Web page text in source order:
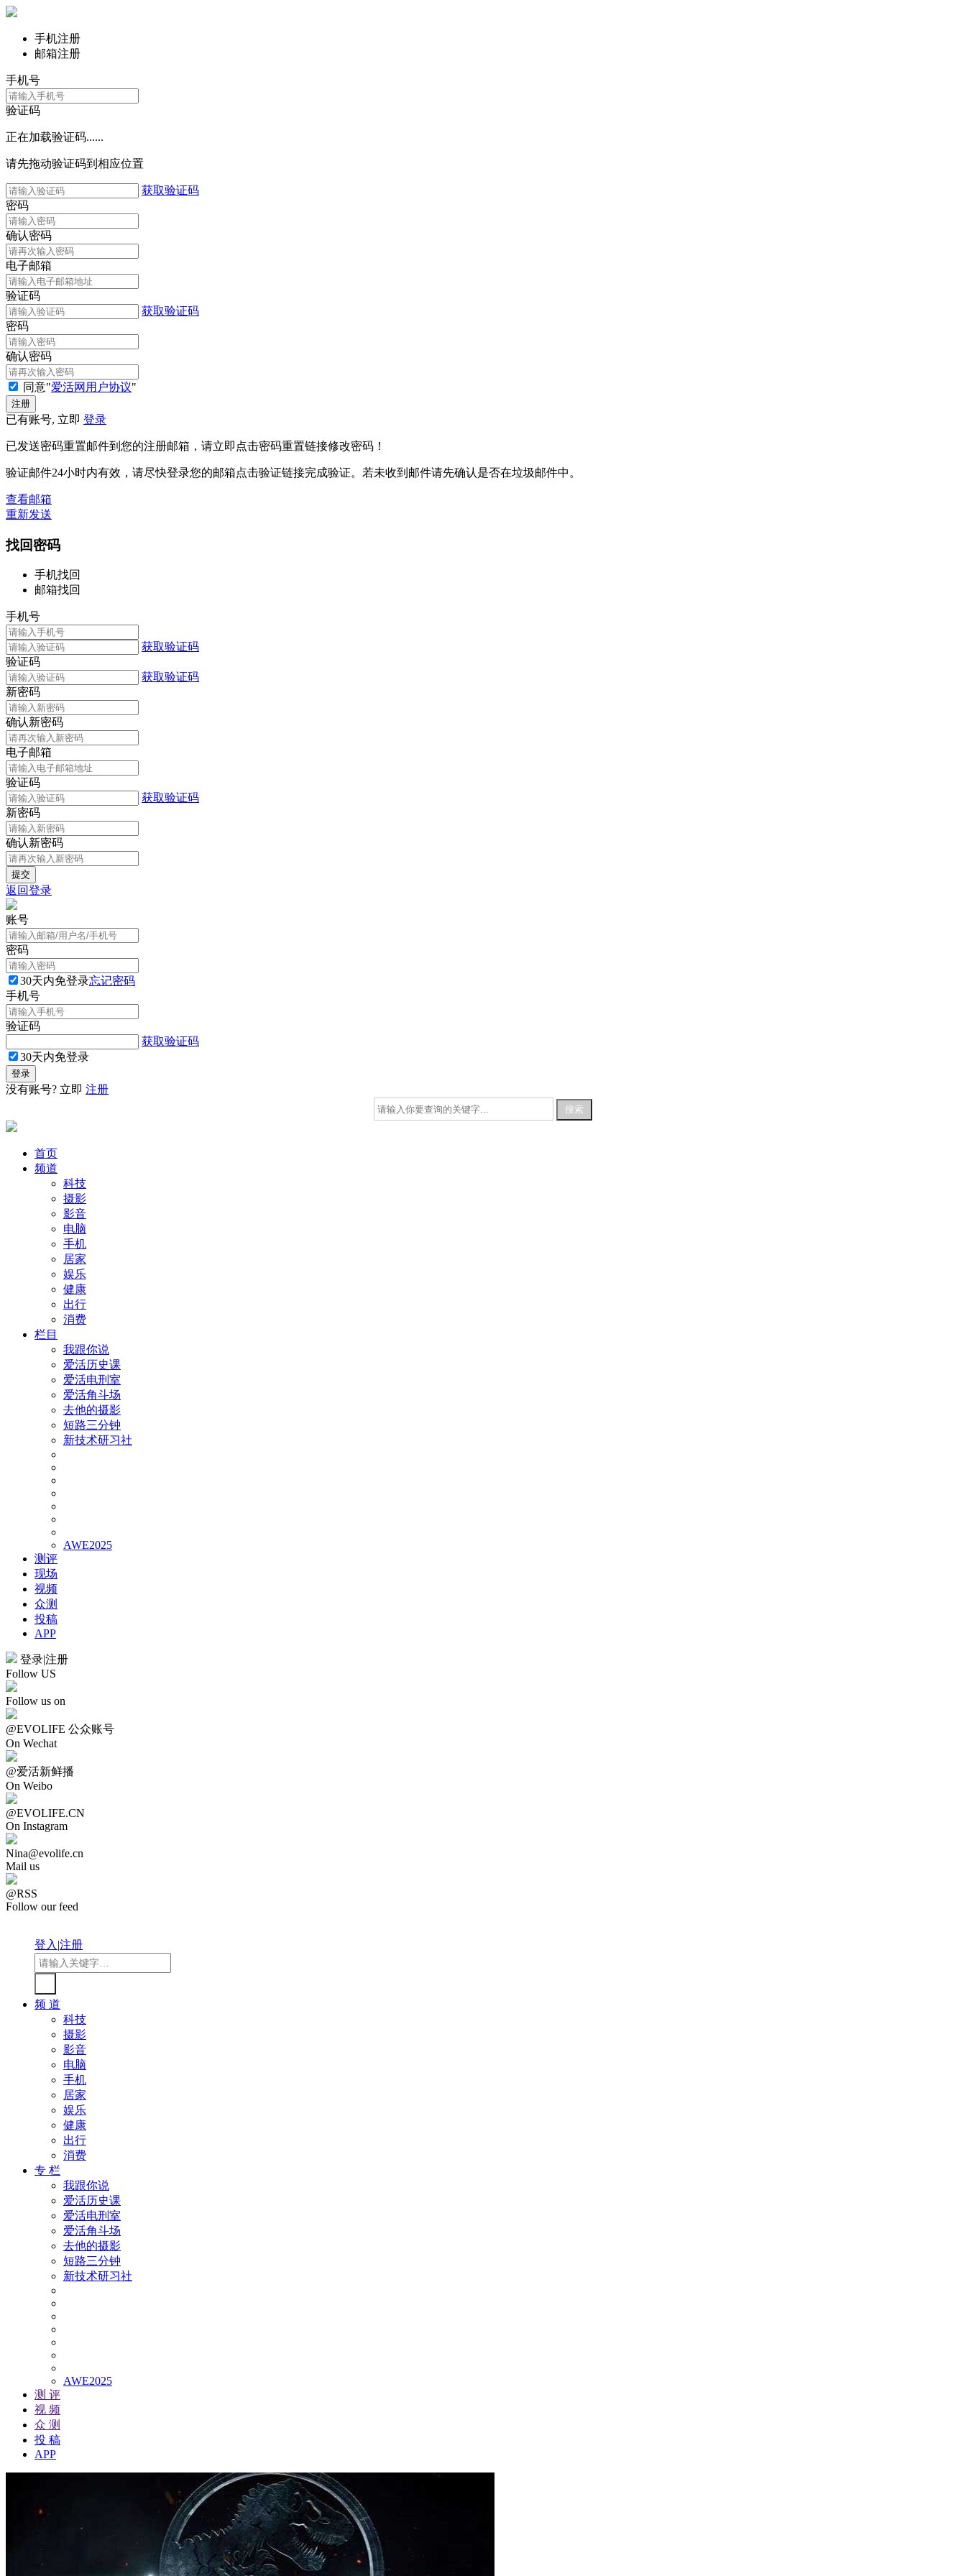
手机注册
邮箱注册
手机号
验证码
正在加载验证码......
请先拖动验证码到相应位置
获取验证码
密码
确认密码
电子邮箱
验证码
获取验证码
密码
确认密码
同意"爱活网用户协议"
已有账号, 立即 登录
已发送密码重置邮件到您的注册邮箱，请立即点击密码重置链接修改密码！
验证邮件24小时内有效，请尽快登录您的邮箱点击验证链接完成验证。若未收到邮件请先确认是否在垃圾邮件中。
查看邮箱
重新发送
找回密码
手机找回
邮箱找回
手机号
获取验证码
验证码
获取验证码
新密码
确认新密码
电子邮箱
验证码
获取验证码
新密码
确认新密码
返回登录
账号
密码
30天内免登录忘记密码
手机号
验证码
获取验证码
30天内免登录
没有账号? 立即 注册
首页
频道
科技
摄影
影音
电脑
手机
居家
娱乐
健康
出行
消费
栏目
我跟你说
爱活历史课
爱活电刑室
爱活角斗场
去他的摄影
短路三分钟
新技术研习社
AWE2025
测评
现场
视频
众测
投稿
APP
登录|注册
Follow US
Follow us on
@EVOLIFE 公众账号
On Wechat
@爱活新鲜播
On Weibo
@EVOLIFE.CN
On Instagram
Nina@evolife.cn
Mail us
@RSS
Follow our feed
登入|注册
频 道
科技
摄影
影音
电脑
手机
居家
娱乐
健康
出行
消费
专 栏
我跟你说
爱活历史课
爱活电刑室
爱活角斗场
去他的摄影
短路三分钟
新技术研习社
AWE2025
测 评
视 频
众 测
投 稿
APP